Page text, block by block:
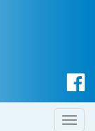
c
h T